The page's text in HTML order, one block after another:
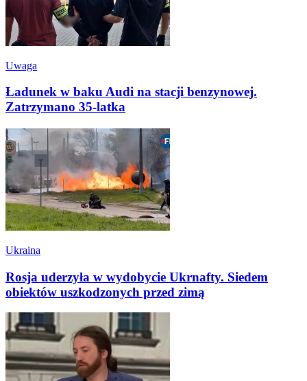
Uwaga
Ładunek w baku Audi na stacji benzynowej.
Zatrzymano 35-latka
Ukraina
Rosja uderzyła w wydobycie Ukrnafty. Siedem
obiektów uszkodzonych przed zimą